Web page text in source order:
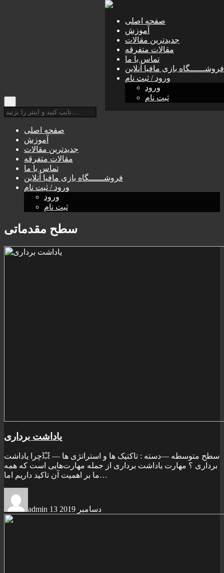
صفحه اصلی
آموزش
جديدترين مقالات
مقالات متفرقه
تماس با ما
فروشــــــگاه بازی مافيا آنلاين
ورود / ثبت نام
ورود
ثبت نام
صفحه اصلی
آموزش
جديدترين مقالات
مقالات متفرقه
تماس با ما
فروشــــــگاه بازی مافيا آنلاين
ورود / ثبت نام
ورود
ثبت نام
سطح مقدماتی
ياداشت برداری
سطح متوسطه —دسته : تاکتيک ها و استراتژی ها — 💥چرا ياداشت
برداری ؟ مهارت ياداشت برداری از جمله مهارت‌هایی است که همه
ما بر اهمیت آن تاکید داریم اما…
admin 13 دسامبر 2019